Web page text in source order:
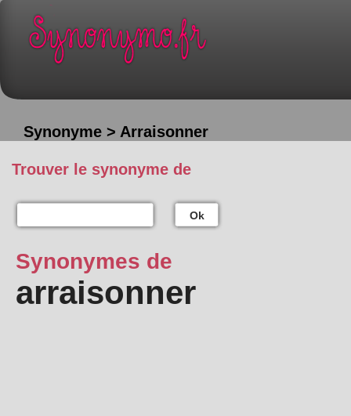
Synonyme > Arraisonner
Trouver le synonyme de
Ok
Synonymes de
arraisonner